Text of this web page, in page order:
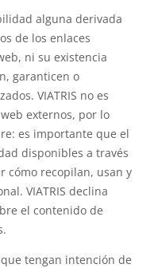
alguna derivada
de los enlaces
ni su existencia
garanticen o
VIATRIS no es
externos, por lo
es importante que el
disponibles a través
cómo recopilan, usan y
VIATRIS declina
el contenido de
tengan intención de